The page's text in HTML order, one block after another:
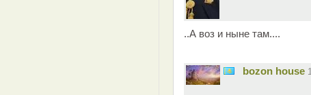
..А воз и ныне там....
bozon house